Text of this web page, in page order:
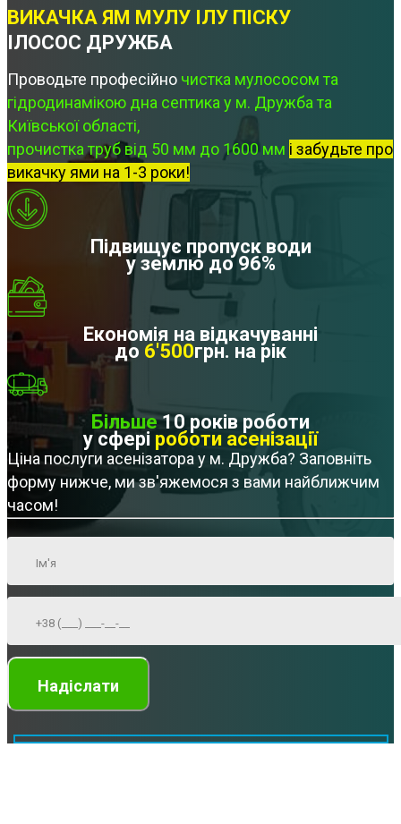
ВИКАЧКА ЯМ МУЛУ ІЛУ ПІСКУ
ІЛОСОС ДРУЖБА
Проводьте професійно чистка мулососом та
гідродинамікою дна септика у м. Дружба та
Київської області,
прочистка труб від 50 мм до 1600 мм і забудьте про
викачку ями на 1-3 роки!
Підвищує пропуск води
у землю до 96%
Економія на відкачуванні
до 6'500грн. на рік
Більше10 років роботи
у сфері роботи асенізації
Ціна послуги асенізатора у м. Дружба? Заповніть
форму нижче, ми зв'яжемося з вами найближчим
часом!